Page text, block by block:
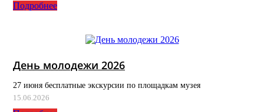
Подробнее
День молодежи 2026
27 июня бесплатные экскурсии по площадкам музея
15.06.2026